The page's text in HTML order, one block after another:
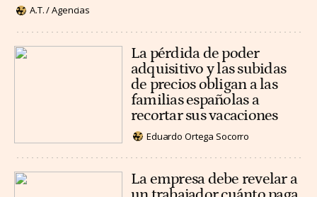
A.T. / Agencias
La pérdida de poder
adquisitivo y las subidas
de precios obligan a las
familias españolas a
recortar sus vacaciones
Eduardo Ortega Socorro
La empresa debe revelar a